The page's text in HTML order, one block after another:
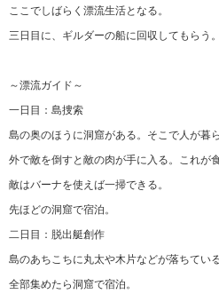
ここでしばらく漂流生活となる。
三日目に、ギルダーの船に回収してもらう。
～漂流ガイド～
一日目：島捜索
島の奥のほうに洞窟がある。そこで人が暮
外で敵を倒すと敵の肉が手に入る。これが
敵はバーナを使えば一掃できる。
先ほどの洞窟で宿泊。
二日目：脱出艇創作
島のあちこちに丸太や木片などが落ちてい
全部集めたら洞窟で宿泊。